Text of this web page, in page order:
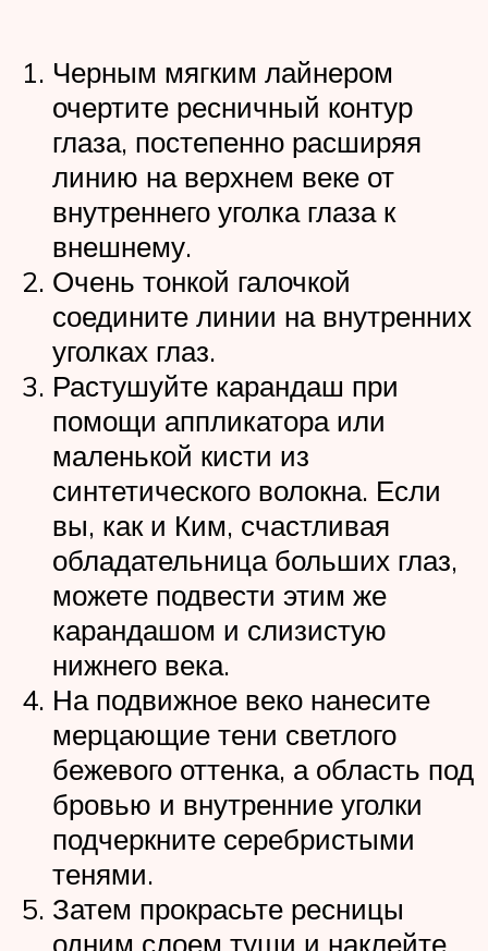
Черным мягким лайнером
очертите ресничный контур
глаза, постепенно расширяя
линию на верхнем веке от
внутреннего уголка глаза к
внешнему.
Очень тонкой галочкой
соедините линии на внутренних
уголках глаз.
Растушуйте карандаш при
помощи аппликатора или
маленькой кисти из
синтетического волокна. Если
вы, как и Ким, счастливая
обладательница больших глаз,
можете подвести этим же
карандашом и слизистую
нижнего века.
На подвижное веко нанесите
мерцающие тени светлого
бежевого оттенка, а область под
бровью и внутренние уголки
подчеркните серебристыми
тенями.
Затем прокрасьте ресницы
одним слоем туши и наклейте